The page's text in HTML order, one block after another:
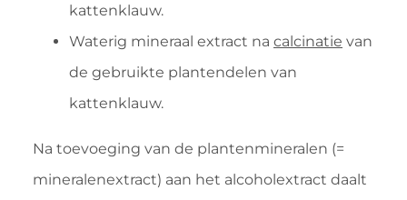
kattenklauw.
Waterig mineraal extract na calcinatie van
de gebruikte plantendelen van
kattenklauw.
Na toevoeging van de plantenmineralen (=
mineralenextract) aan het alcoholextract daalt